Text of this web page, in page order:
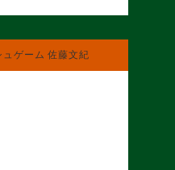
ュゲーム 佐藤文紀